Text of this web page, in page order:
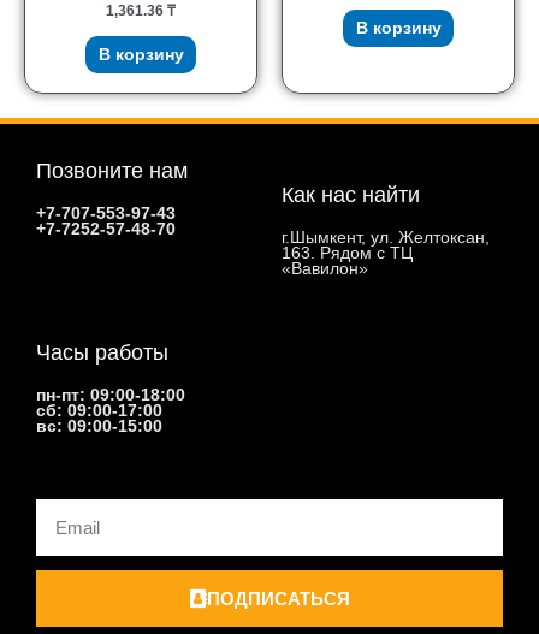
1,361.36 ₸
В корзину
В корзину
Позвоните нам
+7-707-553-97-43
+7-7252-57-48-70
Как нас найти
г.Шымкент, ул. Желтоксан,
163. Рядом с ТЦ
«Вавилон»
Часы работы
пн-пт: 09:00-18:00
сб: 09:00-17:00
вс: 09:00-15:00
Email
ПОДПИСАТЬСЯ